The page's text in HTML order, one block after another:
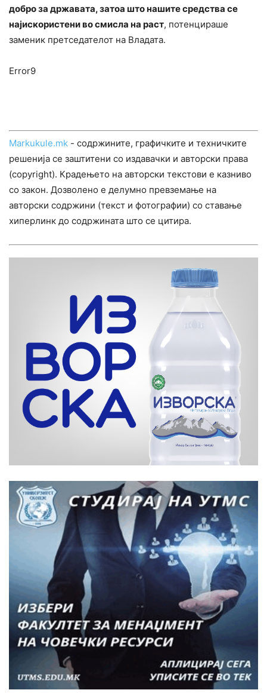
добро за државата, затоа што нашите средства се
најискористени во смисла на раст, потенцираше
заменик претседателот на Владата.
Error9
Markukule.mk - содржините, графичките и техничките
решенија се заштитени со издавачки и авторски права
(copyright). Крадењето на авторски текстови е казниво
со закон. Дозволено е делумно превземање на
авторски содржини (текст и фотографии) со ставање
хиперлинк до содржината што се цитира.